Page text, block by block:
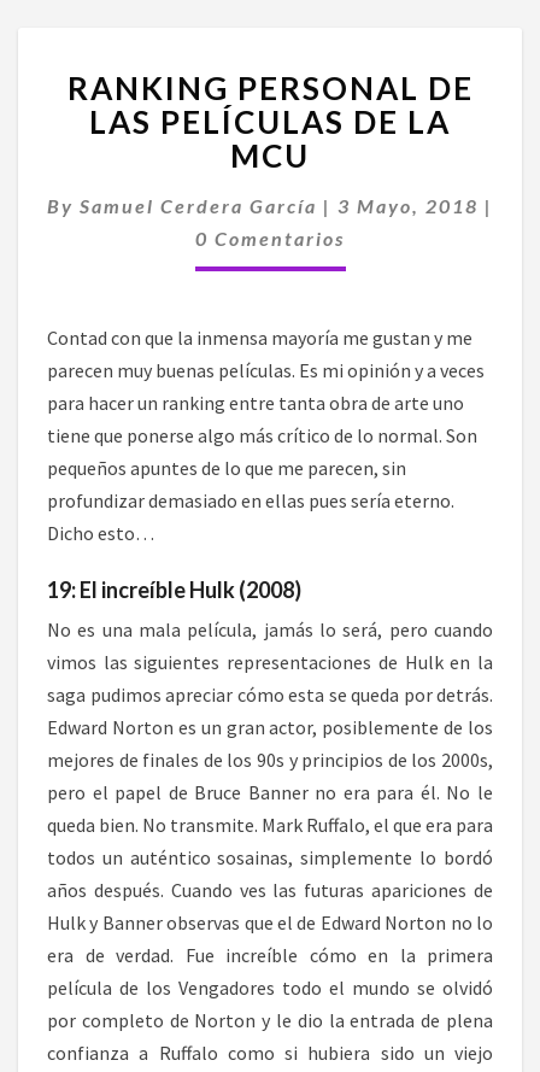
PERSONAL
DE
LAS
PELÍCULAS
LA
MCU
RANKING PERSONAL DE
LAS PELÍCULAS DE LA
MCU
By Samuel Cerdera García | 3 Mayo, 2018 |
Comentarios
0 Comentarios
Contad con que la inmensa mayoría me gustan y me
parecen muy buenas películas. Es mi opinión y a veces
para hacer un ranking entre tanta obra de arte uno
tiene que ponerse algo más crítico de lo normal. Son
pequeños apuntes de lo que me parecen, sin
profundizar demasiado en ellas pues sería eterno.
Dicho esto…
19: El increíble Hulk (2008)
No es una mala película, jamás lo será, pero cuando
vimos las siguientes representaciones de Hulk en la
saga pudimos apreciar cómo esta se queda por detrás.
Edward Norton es un gran actor, posiblemente de los
mejores de finales de los 90s y principios de los 2000s,
pero el papel de Bruce Banner no era para él. No le
queda bien. No transmite. Mark Ruffalo, el que era para
todos un auténtico sosainas, simplemente lo bordó
años después. Cuando ves las futuras apariciones de
Hulk y Banner observas que el de Edward Norton no lo
era de verdad. Fue increíble cómo en la primera
película de los Vengadores todo el mundo se olvidó
por completo de Norton y le dio la entrada de plena
confianza a Ruffalo como si hubiera sido un viejo